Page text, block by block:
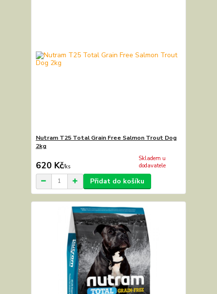
Nutram T25 Total Grain Free Salmon Trout Dog
2kg
620 Kč/ks
Skladem u
dodavatele
Přidat do košíku